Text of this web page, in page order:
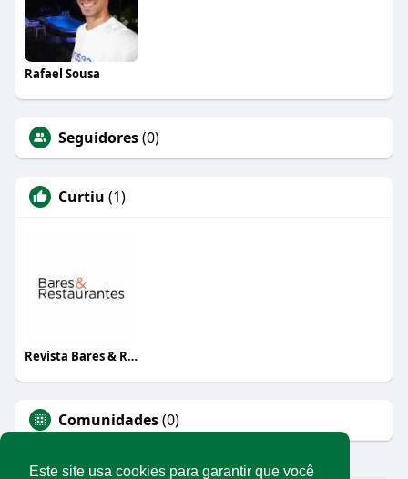
Este site usa cookies para garantir que você
Rafael Sousa
Seguidores(0)
Curtiu (1)
Revista Bares & Restaurantes
Comunidades(0)